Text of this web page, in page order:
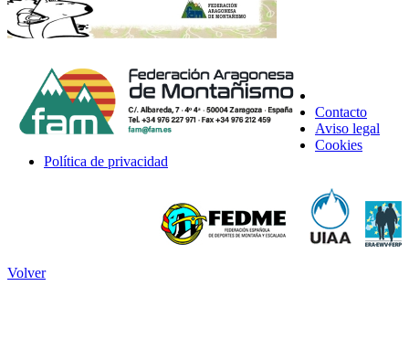
Contacto
Aviso legal
Cookies
Política de privacidad
Volver